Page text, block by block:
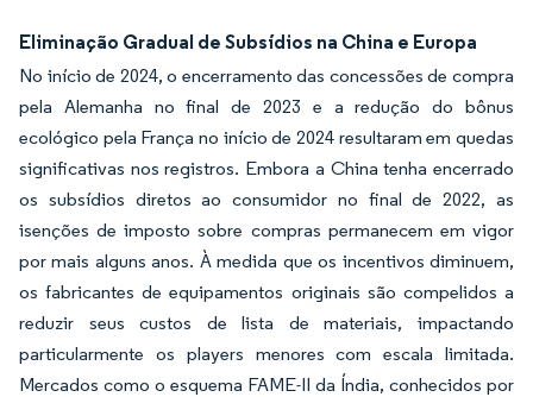
Eliminação Gradual de Subsídios na China e Europa
No início de 2024, o encerramento das concessões de compra
pela Alemanha no final de 2023 e a redução do bônus
ecológico pela França no início de 2024 resultaram em quedas
significativas nos registros. Embora a China tenha encerrado
os subsídios diretos ao consumidor no final de 2022, as
isenções de imposto sobre compras permanecem em vigor
por mais alguns anos. À medida que os incentivos diminuem,
os fabricantes de equipamentos originais são compelidos a
reduzir seus custos de lista de materiais, impactando
particularmente os players menores com escala limitada.
Mercados como o esquema FAME-II da Índia, conhecidos por